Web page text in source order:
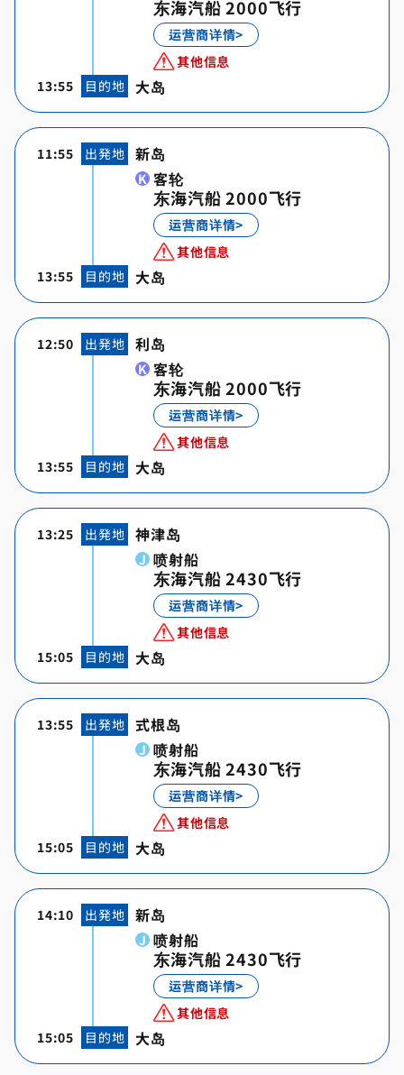
13:55 目的地
东海汽船 2000飞行
运营商详情>
其他信息
大岛
11:55
13:55
出発地
目的地
新岛
客轮
东海汽船 2000飞行
运营商详情>
其他信息
大岛
12:50
13:55
出発地
目的地
利岛
客轮
东海汽船 2000飞行
运营商详情>
其他信息
大岛
13:25
15:05
出発地
目的地
神津岛
喷射船
东海汽船 2430飞行
运营商详情>
其他信息
大岛
13:55
15:05
出発地
目的地
式根岛
喷射船
东海汽船 2430飞行
运营商详情>
其他信息
大岛
14:10
15:05
出発地
目的地
新岛
喷射船
东海汽船 2430飞行
运营商详情>
其他信息
大岛